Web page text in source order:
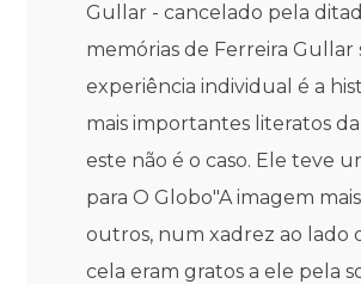
Gullar - cancelado pela
memórias de Ferreira
experiência individual é a
mais importantes literatos
este não é o caso. Ele teve
para O Globo"A imagem
outros, num xadrez ao lado
cela eram gratos a ele pela